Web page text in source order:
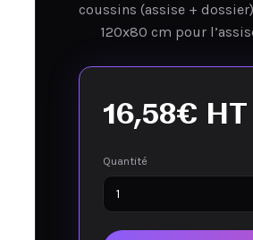
coussins (assise +
120x80 cm pour
16,58€ HT
Quantité